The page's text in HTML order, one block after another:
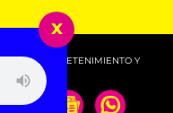
ENTRETENIMIENTO Y
x